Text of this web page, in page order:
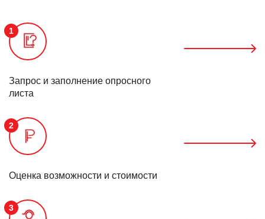
1
Запрос и заполнение опросного
листа
2
Оценка возможности и стоимости
3